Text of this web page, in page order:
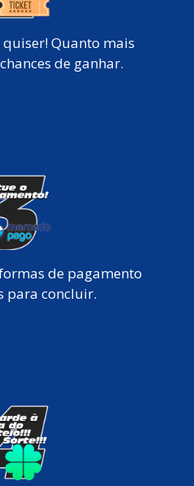
Quanto mais
de ganhar.
de pagamento
para concluir.